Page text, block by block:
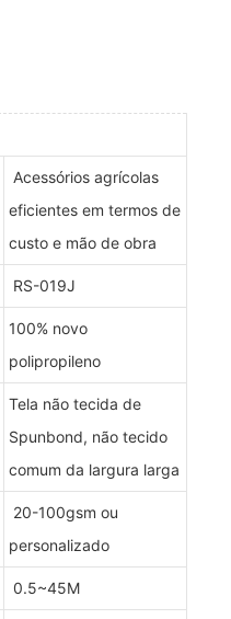
Acessórios agrícolas
eficientes em termos de
custo e mão de obra
RS-019J
100% novo
polipropileno
Tela não tecida de
Spunbond, não tecido
comum da largura larga
20-100gsm ou
personalizado
0.5~45M